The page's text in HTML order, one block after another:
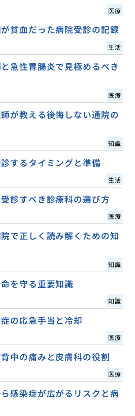
医療
貧血だった病院受診の記録
生活
急性胃腸炎で見極めるべき
医療
が教える後悔しない通院の
知識
するタイミングと準備
生活
診すべき診療科の選び方
医療
で正しく読み解くための知
知識
を守る重要知識
知識
の応急手当と冷却
医療
中の痛みと皮膚科の役割
医療
感染症が広がるリスクと病